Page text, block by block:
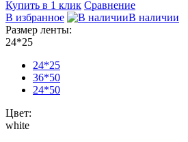
Купить в 1 клик Сравнение
В избранное
В наличии
Размер ленты:
24*25
24*25
36*50
24*50
Цвет:
white